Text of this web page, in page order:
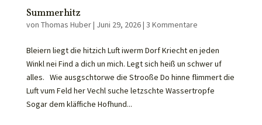
Summerhitz
von Thomas Huber| Juni 29, 2026| 3 Kommentare
Bleiern liegt die hitzich Luft iwerm Dorf Kriecht en jeden
Winkl nei Find a dich un mich. Legt sich heiß un schwer uf
alles. Wie ausgschtorwe die Strooße Do hinne flimmert die
Luft vum Feld her Vechl suche letzschte Wassertropfe
Sogar dem kläffiche Hofhund...